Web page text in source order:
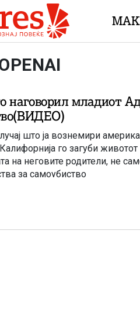
наговорил младиот
што ја вознемири
го загуби животот
на неговите родители, не
за самоубиство